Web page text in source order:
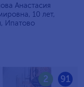
Анастасия
10 лет,
Ипатово
91
2